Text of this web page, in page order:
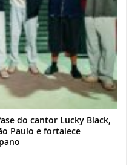
do cantor Lucky Black,
Paulo e fortalece